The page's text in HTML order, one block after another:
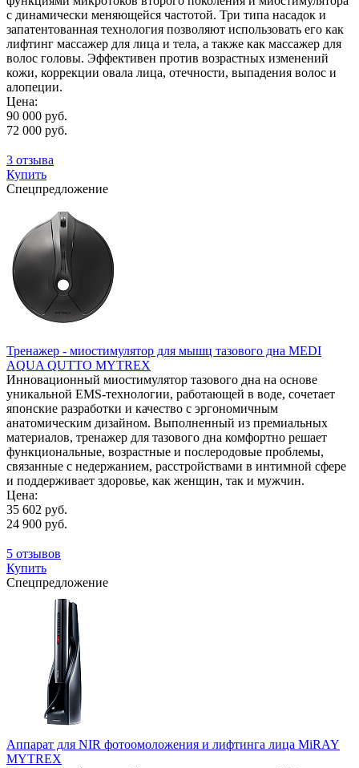
с динамически меняющейся частотой. Три типа насадок и
запатентованная технология позволяют использовать его как
лифтинг массажер для лица и тела, а также как массажер для
волос головы. Эффективен против возрастных изменений
кожи, коррекции овала лица, отечности, выпадения волос и
алопеции.
Цена:
90 000 руб.
72 000 руб.
3 отзыва
Купить
Спецпредложение
Тренажер - миостимулятор для мышц тазового дна MEDI
AQUA QUTTO MYTREX
Инновационный миостимулятор тазового дна на основе
уникальной EMS-технологии, работающей в воде, сочетает
японские разработки и качество с эргономичным
анатомическим дизайном. Выполненный из премиальных
материалов, тренажер для тазового дна комфортно решает
функциональные, возрастные и послеродовые проблемы,
связанные с недержанием, расстройствами в интимной сфере
и поддерживает здоровье, как женщин, так и мужчин.
Цена:
35 602 руб.
24 900 руб.
5 отзывов
Купить
Спецпредложение
Аппарат для NIR фотоомоложения и лифтинга лица MiRAY
MYTREX